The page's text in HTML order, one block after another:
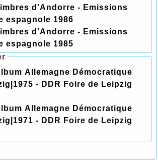
d'Andorre - Emissions
espagnole 1986
d'Andorre - Emissions
espagnole 1985
Allemagne Démocratique
- DDR Foire de Leipzig
Allemagne Démocratique
- DDR Foire de Leipzig